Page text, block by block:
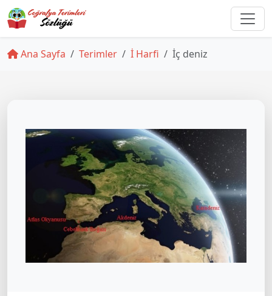
Ana Sayfa Terimler İ Harfi İç deniz